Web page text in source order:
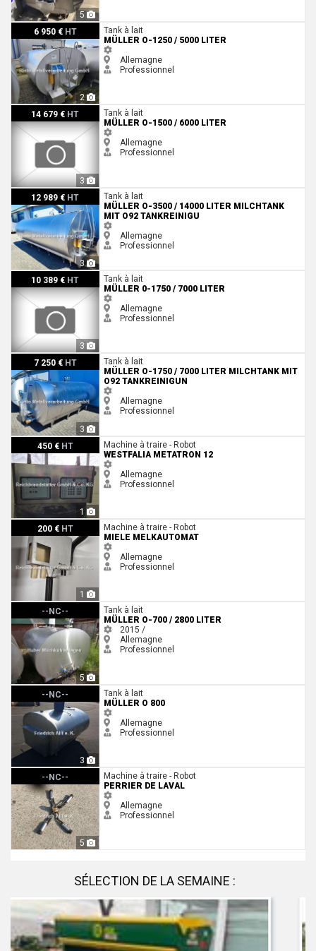
5
6 950 € HT
2
Müller O-1250 / 5000 LiterTank à lait
MÜLLER O-1250 / 5000 LITER
Allemagne
Professionnel
14 679 € HT
3
Müller O-1500 / 6000 LiterTank à lait
MÜLLER O-1500 / 6000 LITER
Allemagne
Professionnel
12 989 € HT
3
Müller O-3500 / 14000 Liter Milchtank mit O92 Tankreinigu
Tank à lait
MÜLLER O-3500 / 14000 LITER MILCHTANK
MIT O92 TANKREINIGU
Allemagne
Professionnel
10 389 € HT
3
Müller 0-1750 / 7000 LiterTank à lait
MÜLLER 0-1750 / 7000 LITER
Allemagne
Professionnel
7 250 € HT
3
Müller O-1750 / 7000 Liter Milchtank mit O92 Tankreinigun
Tank à lait
MÜLLER O-1750 / 7000 LITER MILCHTANK MIT
O92 TANKREINIGUN
Allemagne
Professionnel
450 € HT
1
Westfalia Metatron 12
Machine à traire - Robot
WESTFALIA METATRON 12
Allemagne
Professionnel
200 € HT
1
Miele Melkautomat
Machine à traire - Robot
MIELE MELKAUTOMAT
Allemagne
Professionnel
--NC--
5
Müller O-700 / 2800 LiterTank à lait
MÜLLER O-700 / 2800 LITER
2015 /
Allemagne
Professionnel
--NC--
3
Müller O 800
Tank à lait
MÜLLER O 800
Allemagne
Professionnel
--NC--
5
perrier De Laval
Machine à traire - Robot
PERRIER DE LAVAL
Allemagne
Professionnel
SÉLECTION DE LA SEMAINE :